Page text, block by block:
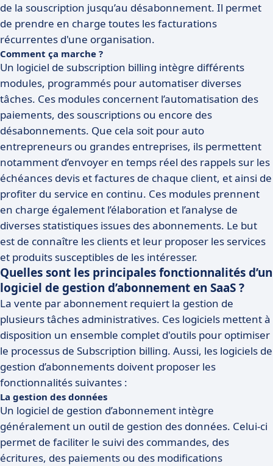
de la souscription jusqu’au désabonnement. Il permet
de prendre en charge toutes les facturations
récurrentes d'une organisation.
Comment ça marche ?
Un logiciel de subscription billing intègre différents
modules, programmés pour automatiser diverses
tâches. Ces modules concernent l’automatisation des
paiements, des souscriptions ou encore des
désabonnements. Que cela soit pour auto
entrepreneurs ou grandes entreprises, ils permettent
notamment d’envoyer en temps réel des rappels sur les
échéances devis et factures de chaque client, et ainsi de
profiter du service en continu. Ces modules prennent
en charge également l’élaboration et l’analyse de
diverses statistiques issues des abonnements. Le but
est de connaître les clients et leur proposer les services
et produits susceptibles de les intéresser.
Quelles sont les principales fonctionnalités d’un
logiciel de gestion d’abonnement en SaaS ?
La vente par abonnement requiert la gestion de
plusieurs tâches administratives. Ces logiciels mettent à
disposition un ensemble complet d'outils pour optimiser
le processus de Subscription billing. Aussi, les logiciels de
gestion d’abonnements doivent proposer les
fonctionnalités suivantes :
La gestion des données
Un logiciel de gestion d’abonnement intègre
généralement un outil de gestion des données. Celui-ci
permet de faciliter le suivi des commandes, des
écritures, des paiements ou des modifications